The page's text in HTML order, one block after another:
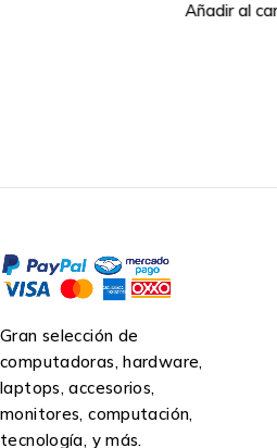
Cantidad por paquete
Supply type
Gran selección de
computadoras, hardware,
laptops, accesorios,
monitores, computación,
tecnología, y más.